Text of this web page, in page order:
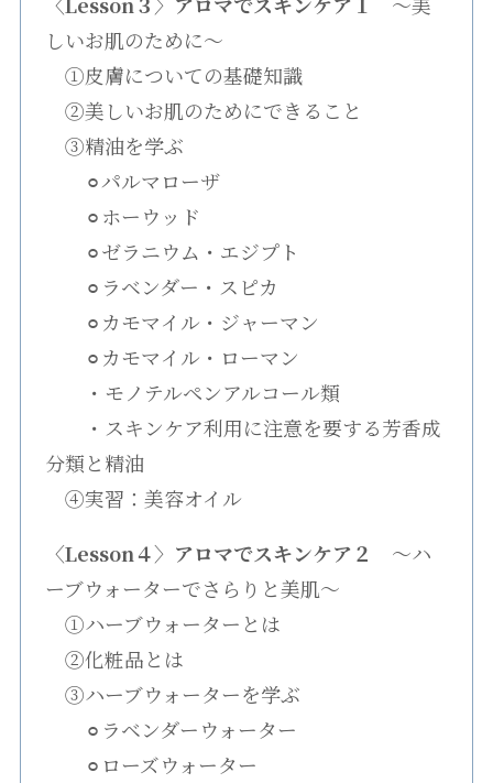
しいお肌のために〜
①皮膚についての基礎知識
②美しいお肌のためにできること
③精油を学ぶ
⚪︎パルマローザ
⚪︎ホーウッド
⚪︎ゼラニウム・エジプト
⚪︎ラベンダー・スピカ
⚪︎カモマイル・ジャーマン
⚪︎カモマイル・ローマン
・モノテルペンアルコール類
・スキンケア利用に注意を要する芳香成
分類と精油
④実習：美容オイル
〈Lesson４〉アロマでスキンケア２
〜ハ
ーブウォーターでさらりと美肌〜
①ハーブウォーターとは
②化粧品とは
③ハーブウォーターを学ぶ
⚪︎ラベンダーウォーター
⚪︎ローズウォーター